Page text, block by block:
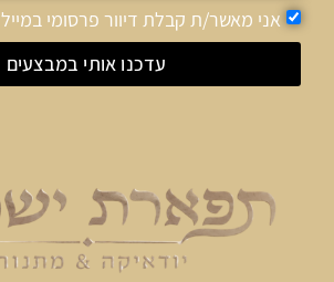
אני מאשר/ת קבלת דיוור פרסומי במייל
עדכנו אותי במבצעים